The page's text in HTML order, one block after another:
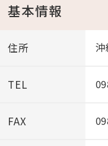
基本情報
住所
TEL
FAX